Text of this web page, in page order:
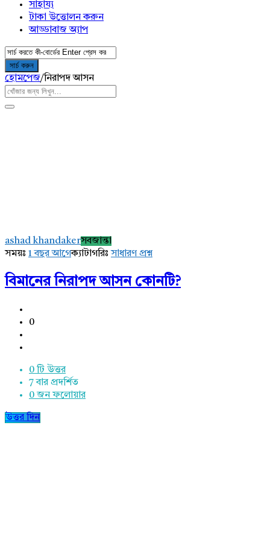
সাহায্য
টাকা উত্তোলন করুন
আড্ডাবাজ অ্যাপ
হোমপেজ/নিরাপদ আসন
Latest
প্রশ্ন
ashad khandakerসবজান্তা
সময়ঃ 1 বছর আগেক্যাটাগরিঃসাধারণ প্রশ্ন
বিমানের নিরাপদ আসন কোনটি?
0
0 টি উত্তর
7বার প্রদর্শিত
0 জন ফলোয়ার
উত্তর দিন